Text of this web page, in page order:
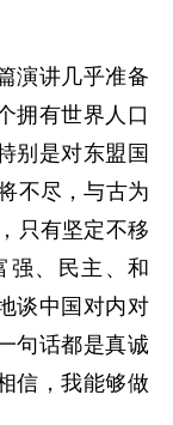
讲几乎准备
拥有世界人口
别是对东盟国
不尽，与古为
只有坚定不移
强、民主、和
谈中国对内对
句话都是真诚
信，我能够做